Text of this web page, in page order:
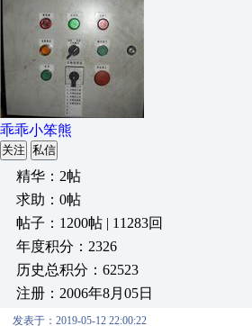
乖乖小笨熊
关注 私信
精华：2帖
求助：0帖
帖子：1200帖 | 11283回
年度积分：2326
历史总积分：62523
注册：2006年8月05日
发表于：2019-05-12 22:00:22